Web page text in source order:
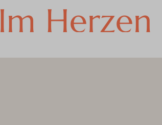
Im Herzen
von